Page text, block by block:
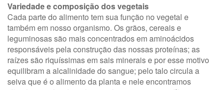
Variedade e composição dos vegetais
Cada parte do alimento tem sua função no vegetal e
também em nosso organismo. Os grãos, cereais e
leguminosas são mais concentrados em aminoácidos
responsáveis pela construção das nossas proteínas; as
raízes são riquíssimas em sais minerais e por esse motivo
equilibram a alcalinidade do sangue; pelo talo circula a
seiva que é o alimento da planta e nele encontramos